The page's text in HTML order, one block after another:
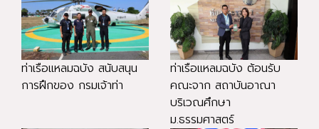
ท่าเรือแหลมฉบัง สนับสนุน
การฝึกของ กรมเจ้าท่า
ท่าเรือแหลมฉบัง ต้อนรับ
คณะจาก สถาบันอาณา
บริเวณศึกษา
ม.ธรรมศาสตร์